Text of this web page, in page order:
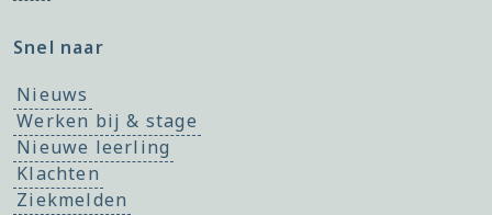
Snel naar
Nieuws
Werken bij & stage
Nieuwe leerling
Klachten
Ziekmelden